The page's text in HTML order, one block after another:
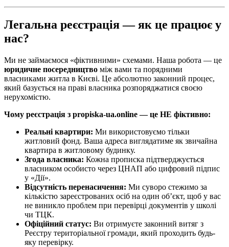
Легальна реєстрація — як це працює у
нас?
Ми не займаємося «фіктивними» схемами. Наша робота — це
юридичне посередництво між вами та порядними
власниками житла в Києві. Це абсолютно законний процес,
який базується на праві власника розпоряджатися своєю
нерухомістю.
Чому реєстрація з propiska-ua.online — це НЕ фіктивно:
Реальні квартири: Ми використовуємо тільки
житловий фонд. Ваша адреса виглядатиме як звичайна
квартира в житловому будинку.
Згода власника: Кожна прописка підтверджується
власником особисто через ЦНАП або цифровий підпис
у «Дії».
Відсутність перенасичення: Ми суворо стежимо за
кількістю зареєстрованих осіб на один об’єкт, щоб у вас
не виникло проблем при перевірці документів у школі
чи ТЦК.
Офіційний статус: Ви отримуєте законний витяг з
Реєстру територіальної громади, який проходить будь-
яку перевірку.